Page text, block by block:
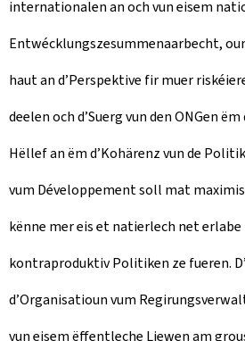
internationalen an och vun eisem
Entwécklungszesummenaarbecht,
haut an d’Perspektive fir muer
deelen och d’Suerg vun den ONGen
Hëllef an ëm d’Kohärenz vun de
vum Développement soll mat
kënne mer eis et natierlech net
kontraproduktiv Politiken ze fueren.
d’Organisatioun vum
vun eisem ëffentleche Liewen am